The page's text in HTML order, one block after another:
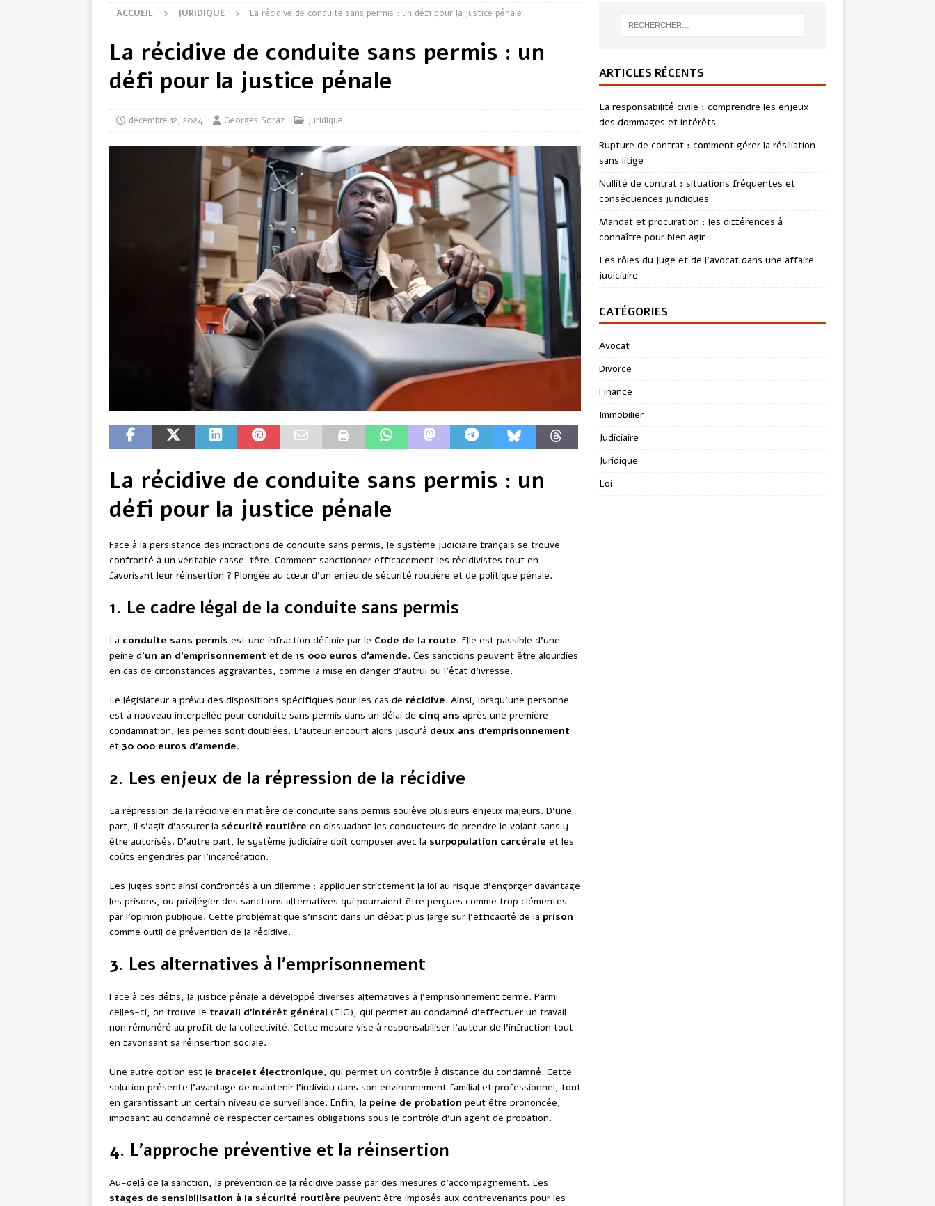
ACCUEIL JURIDIQUE La récidive de conduite sans permis : un défi pour la justice pénale
La récidive de conduite sans permis : un
défi pour la justice pénale
décembre 12, 2024 Georges Soraz Juridique
La récidive de conduite sans permis : un
défi pour la justice pénale
Face à la persistance des infractions de conduite sans permis, le système judiciaire français se trouve
confronté à un véritable casse-tête. Comment sanctionner efficacement les récidivistes tout en
favorisant leur réinsertion ? Plongée au cœur d’un enjeu de sécurité routière et de politique pénale.
1. Le cadre légal de la conduite sans permis
La conduite sans permis est une infraction définie par le Code de la route. Elle est passible d’une
peine d’un an d’emprisonnement et de 15 000 euros d’amende. Ces sanctions peuvent être alourdies
en cas de circonstances aggravantes, comme la mise en danger d’autrui ou l’état d’ivresse.
Le législateur a prévu des dispositions spécifiques pour les cas de récidive. Ainsi, lorsqu’une personne
est à nouveau interpellée pour conduite sans permis dans un délai de cinq ans après une première
condamnation, les peines sont doublées. L’auteur encourt alors jusqu’à deux ans d’emprisonnement
et 30 000 euros d’amende.
2. Les enjeux de la répression de la récidive
La répression de la récidive en matière de conduite sans permis soulève plusieurs enjeux majeurs. D’une
part, il s’agit d’assurer la sécurité routière en dissuadant les conducteurs de prendre le volant sans y
être autorisés. D’autre part, le système judiciaire doit composer avec la surpopulation carcérale et les
coûts engendrés par l’incarcération.
Les juges sont ainsi confrontés à un dilemme : appliquer strictement la loi au risque d’engorger davantage
les prisons, ou privilégier des sanctions alternatives qui pourraient être perçues comme trop clémentes
par l’opinion publique. Cette problématique s’inscrit dans un débat plus large sur l’efficacité de la prison
comme outil de prévention de la récidive.
3. Les alternatives à l’emprisonnement
Face à ces défis, la justice pénale a développé diverses alternatives à l’emprisonnement ferme. Parmi
celles-ci, on trouve le travail d’intérêt général (TIG), qui permet au condamné d’effectuer un travail
non rémunéré au profit de la collectivité. Cette mesure vise à responsabiliser l’auteur de l’infraction tout
en favorisant sa réinsertion sociale.
Une autre option est le bracelet électronique, qui permet un contrôle à distance du condamné. Cette
solution présente l’avantage de maintenir l’individu dans son environnement familial et professionnel, tout
en garantissant un certain niveau de surveillance. Enfin, la peine de probation peut être prononcée,
imposant au condamné de respecter certaines obligations sous le contrôle d’un agent de probation.
4. L’approche préventive et la réinsertion
Au-delà de la sanction, la prévention de la récidive passe par des mesures d’accompagnement. Les
stages de sensibilisation à la sécurité routière peuvent être imposés aux contrevenants pour les
ARTICLES RÉCENTS
La responsabilité civile : comprendre les enjeux
des dommages et intérêts
Rupture de contrat : comment gérer la résiliation
sans litige
Nullité de contrat : situations fréquentes et
conséquences juridiques
Mandat et procuration : les différences à
connaître pour bien agir
Les rôles du juge et de l’avocat dans une affaire
judiciaire
CATÉGORIES
Avocat
Divorce
Finance
Immobilier
Judiciaire
Juridique
Loi